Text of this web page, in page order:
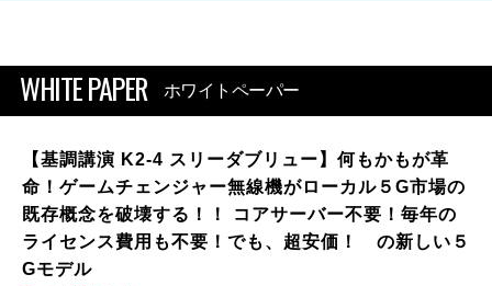
WHITE PAPER ホワイトペーパー
【基調講演 K2-4 スリーダブリュー】何もかもが革
命！ゲームチェンジャー無線機がローカル５G市場の
既存概念を破壊する！！ コアサーバー不要！毎年の
ライセンス費用も不要！でも、超安価！ の新しい５
Gモデル